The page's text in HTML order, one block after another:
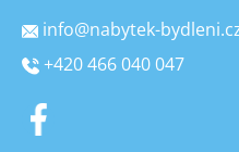
info@nabytek-
+420 466 040 047